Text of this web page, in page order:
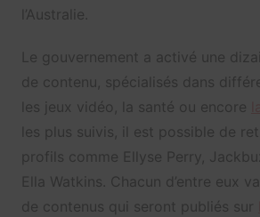
l’Australie.
Le gouvernement a activé une
de contenu, spécialisés dans
les jeux vidéo, la santé ou encore
les plus suivis, il est possible de
profils comme Ellyse Perry,
Ella Watkins. Chacun d’entre eux
de contenus qui seront publiés sur